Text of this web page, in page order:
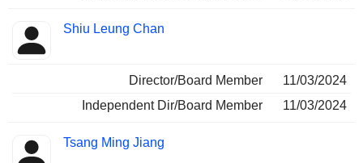
Shiu Leung Chan
Director/Board Member
11/03/2024
Independent Dir/Board Member
11/03/2024
Tsang Ming Jiang